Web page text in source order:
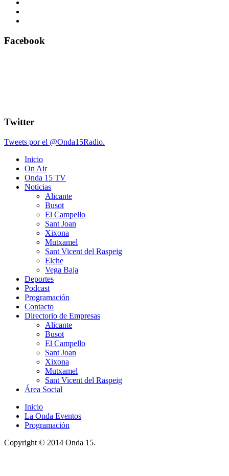
Facebook
Twitter
Tweets por el @Onda15Radio.
Inicio
On Air
Onda 15 TV
Noticias
Alicante
Busot
El Campello
Sant Joan
Xixona
Mutxamel
Sant Vicent del Raspeig
Elche
Vega Baja
Deportes
Podcast
Programación
Contacto
Directorio de Empresas
Alicante
Busot
El Campello
Sant Joan
Xixona
Mutxamel
Sant Vicent del Raspeig
Área Social
Inicio
La Onda Eventos
Programación
Copyright © 2014 Onda 15.